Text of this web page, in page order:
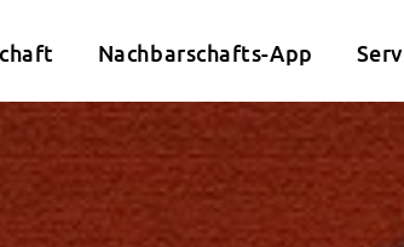
Nachbarschafts-App